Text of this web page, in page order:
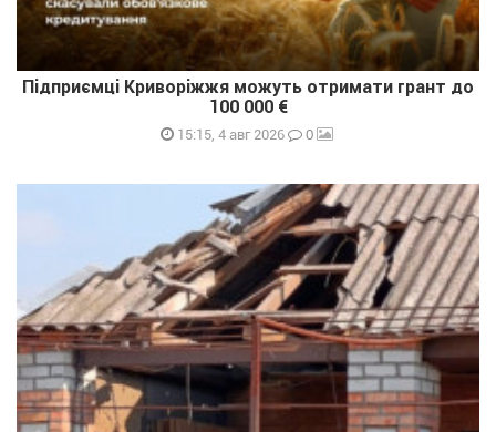
Підприємці Криворіжжя можуть отримати грант до
100 000 €
15:15, 4 авг 2026 0